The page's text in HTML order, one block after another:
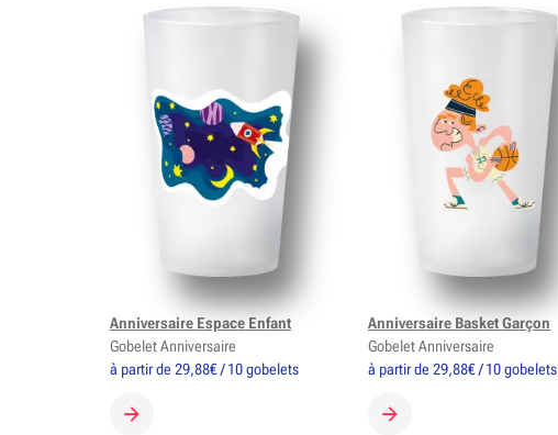
à partir de 29,88€ / 10 gobelets
CRÉER MON GOBELET
Anniversaire Espace Enfant
Gobelet Anniversaire
à partir de 29,88€ / 10 gobelets
CRÉER MON GOBELET
Anniversaire Basket Garçon
Gobelet Anniversaire